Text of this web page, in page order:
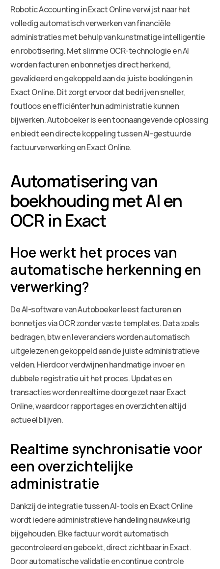
Robotic Accounting in Exact Online verwijst naar het
volledig automatisch verwerken van financiële
administraties met behulp van kunstmatige intelligentie
en robotisering. Met slimme OCR-technologie en AI
worden facturen en bonnetjes direct herkend,
gevalideerd en gekoppeld aan de juiste boekingen in
Exact Online. Dit zorgt ervoor dat bedrijven sneller,
foutloos en efficiënter hun administratie kunnen
bijwerken. Autoboeker is een toonaangevende oplossing
en biedt een directe koppeling tussen AI-gestuurde
factuurverwerking en Exact Online.
Automatisering van
boekhouding met AI en
OCR in Exact
Hoe werkt het proces van
automatische herkenning en
verwerking?
De AI-software van Autoboeker leest facturen en
bonnetjes via OCR zonder vaste templates. Data zoals
bedragen, btw en leveranciers worden automatisch
uitgelezen en gekoppeld aan de juiste administratieve
velden. Hierdoor verdwijnen handmatige invoer en
dubbele registratie uit het proces. Updates en
transacties worden realtime doorgezet naar Exact
Online, waardoor rapportages en overzichten altijd
actueel blijven.
Realtime synchronisatie voor
een overzichtelijke
administratie
Dankzij de integratie tussen AI-tools en Exact Online
wordt iedere administratieve handeling nauwkeurig
bijgehouden. Elke factuur wordt automatisch
gecontroleerd en geboekt, direct zichtbaar in Exact.
Door automatische validatie en continue controle